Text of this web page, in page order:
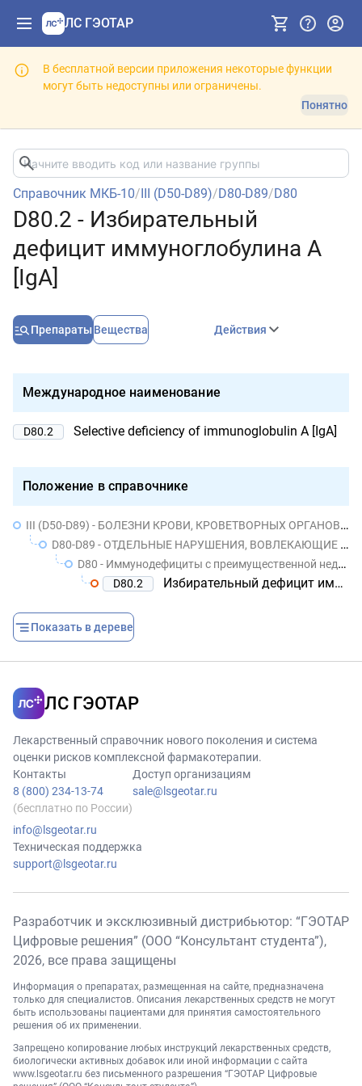
ЛС ГЭОТАР
В бесплатной версии приложения некоторые функции
могут быть недоступны или ограничены.
Понятно
Справочник МКБ-10/III (D50-D89)/D80-D89/D80
D80.2 - Избирательный
дефицит иммуноглобулина A
[IgA]
Препараты Вещества Действия
Международное наименование
D80.2 Selective deficiency of immunoglobulin A [IgA]
Положение в справочнике
III (D50-D89) - БОЛЕЗНИ КРОВИ, КРОВЕТВОРНЫХ ОРГАНОВ И ОТДЕЛЬНЫЕ НАРУШЕНИЯ, ВОВЛЕКАЮЩИЕ ИММУННЫЙ МЕХАНИЗМ
D80-D89 - ОТДЕЛЬНЫЕ НАРУШЕНИЯ, ВОВЛЕКАЮЩИЕ ИММУННЫЙ МЕХАНИЗМ
D80 - Иммунодефициты с преимущественной недостаточностью антител
D80.2
Избирательный дефицит иммуноглобулина A [IgA]
Показать в дереве
ЛС ГЭОТАР
Лекарственный справочник нового поколения и система
оценки рисков комплексной фармакотерапии.
Контакты
8 (800) 234-13-74
(бесплатно по России)
info@lsgeotar.ru
Доступ организациям
sale@lsgeotar.ru
Техническая поддержка
support@lsgeotar.ru
Разработчик и эксклюзивный дистрибьютор: “ГЭОТАР
Цифровые решения” (ООО “Консультант студента”),
2026, все права защищены
Информация о препаратах, размещенная на сайте, предназначена
только для специалистов. Описания лекарственных средств не могут
быть использованы пациентами для принятия самостоятельного
решения об их применении.
Запрещено копирование любых инструкций лекарственных средств,
биологически активных добавок или иной информации с сайта
www.lsgeotar.ru без письменного разрешения “ГЭОТАР Цифровые